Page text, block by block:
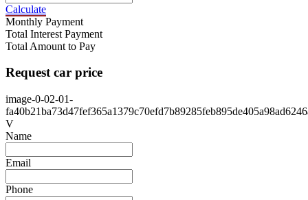
Calculate
Monthly Payment
Total Interest Payment
Total Amount to Pay
Request car price
image-0-02-01-
V
Name
Email
Phone